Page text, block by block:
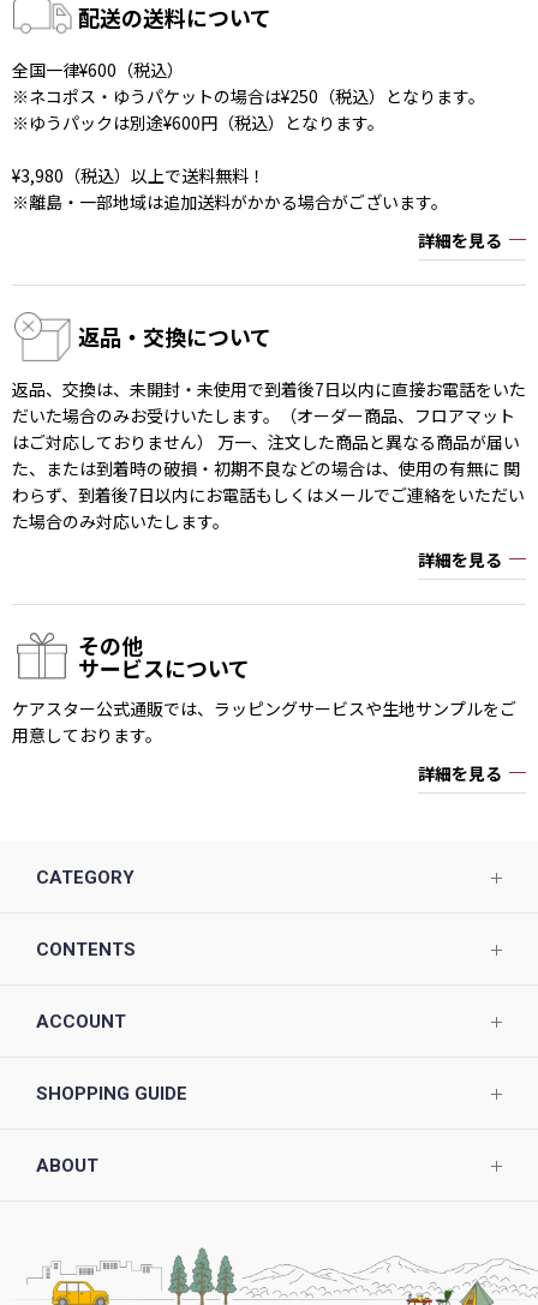
配送の送料について
全国一律¥600（税込）
※ネコポス・ゆうパケットの場合は¥250（税込）となります。
※ゆうパックは別途¥600円（税込）となります。
¥3,980（税込）以上で送料無料！
※離島・一部地域は追加送料がかかる場合がございます。
詳細を見る
返品・交換について
返品、交換は、未開封・未使用で到着後7日以内に直接お電話をいた
だいた場合のみお受けいたします。（オーダー商品、フロアマット
はご対応しておりません） 万一、注文した商品と異なる商品が届い
た、または到着時の破損・初期不良などの場合は、使用の有無に 関
わらず、到着後7日以内にお電話もしくはメールでご連絡をいただい
た場合のみ対応いたします。
詳細を見る
その他
サービスについて
ケアスター公式通販では、ラッピングサービスや生地サンプルをご
用意しております。
詳細を見る
CATEGORY
CONTENTS
ACCOUNT
SHOPPING GUIDE
ABOUT